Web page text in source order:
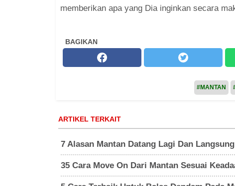
memberikan apa yang Dia inginkan secara
BAGIKAN
#MANTAN
ARTIKEL TERKAIT
7 Alasan Mantan Datang Lagi Dan
35 Cara Move On Dari Mantan Sesuai